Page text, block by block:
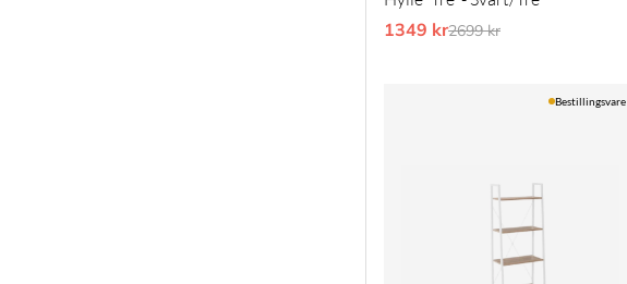
1349 krVanlig pris:
2699 kr
Bestillingsvare